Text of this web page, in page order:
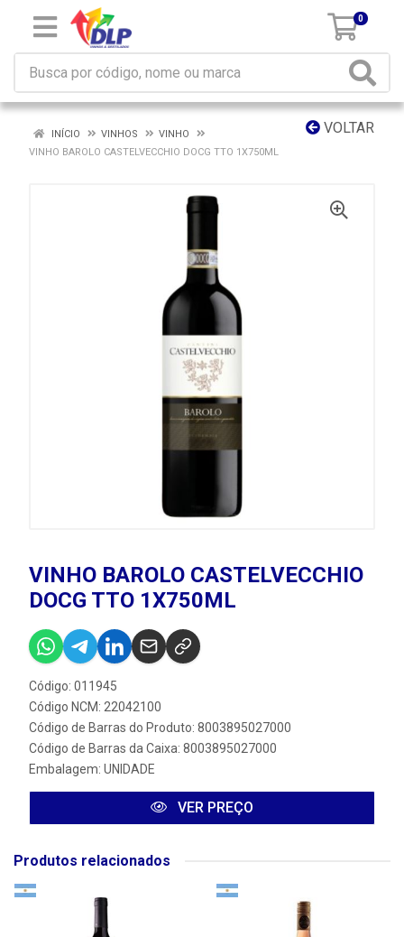
0
VOLTAR
INÍCIO VINHOS
VINHO
VINHO BAROLO CASTELVECCHIO DOCG TTO 1X750ML
VINHO BAROLO CASTELVECCHIO
DOCG TTO 1X750ML
Código: 011945
Código NCM: 22042100
Código de Barras do Produto: 8003895027000
Código de Barras da Caixa: 8003895027000
Embalagem: UNIDADE
VER PREÇO
Produtos relacionados